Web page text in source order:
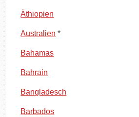
Äthiopien
Australien *
Bahamas
Bahrain
Bangladesch
Barbados